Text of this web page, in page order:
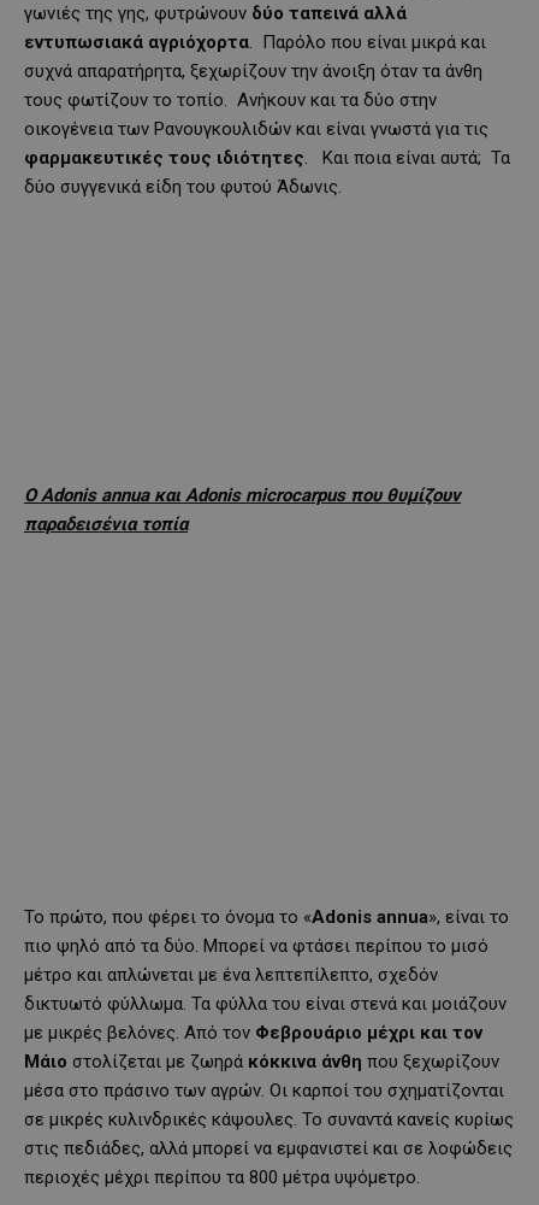
γωνιές της γης, φυτρώνουν δύο ταπεινά αλλά
εντυπωσιακά αγριόχορτα. Παρόλο που είναι μικρά και
συχνά απαρατήρητα, ξεχωρίζουν την άνοιξη όταν τα άνθη
τους φωτίζουν το τοπίο. Ανήκουν και τα δύο στην
οικογένεια των Ρανουγκουλιδών και είναι γνωστά για τις
φαρμακευτικές τους ιδιότητες. Και ποια είναι αυτά; Τα
δύο συγγενικά είδη του φυτού Άδωνις.
Ο Adonisannuaκαι Adonismicrocarpusπου θυμίζουν
παραδεισένια τοπία
Το πρώτο, που φέρει το όνομα το «Adonis annua», είναι το
πιο ψηλό από τα δύο. Μπορεί να φτάσει περίπου το μισό
μέτρο και απλώνεται με ένα λεπτεπίλεπτο, σχεδόν
δικτυωτό φύλλωμα. Τα φύλλα του είναι στενά και μοιάζουν
με μικρές βελόνες. Από τον Φεβρουάριο μέχρι και τον
Μάιο στολίζεται με ζωηρά κόκκινα άνθη που ξεχωρίζουν
μέσα στο πράσινο των αγρών. Οι καρποί του σχηματίζονται
σε μικρές κυλινδρικές κάψουλες. Το συναντά κανείς κυρίως
στις πεδιάδες, αλλά μπορεί να εμφανιστεί και σε λοφώδεις
περιοχές μέχρι περίπου τα 800 μέτρα υψόμετρο.